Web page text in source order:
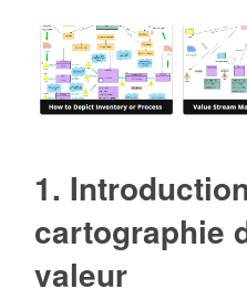
1.
cartographie
valeur